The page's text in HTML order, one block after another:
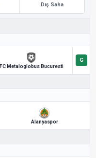
Dış Saha
FC Metaloglobus Bucuresti
Alanyaspor